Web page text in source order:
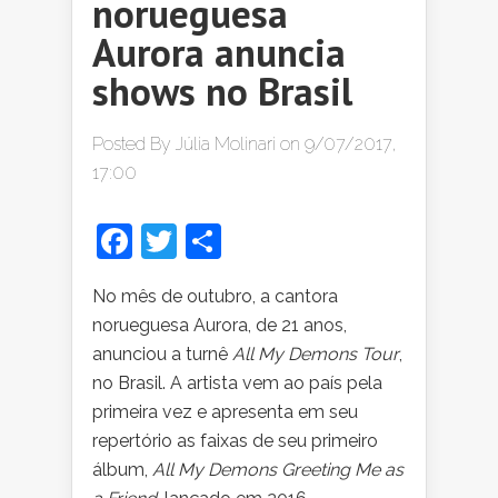
norueguesa
Aurora anuncia
shows no Brasil
Posted By Júlia Molinari on 9/07/2017,
17:00
Facebook
Twitter
No mês de outubro, a cantora
norueguesa Aurora, de 21 anos,
anunciou a turnê All My Demons Tour,
no Brasil. A artista vem ao país pela
primeira vez e apresenta em seu
repertório as faixas de seu primeiro
álbum, All My Demons Greeting Me as